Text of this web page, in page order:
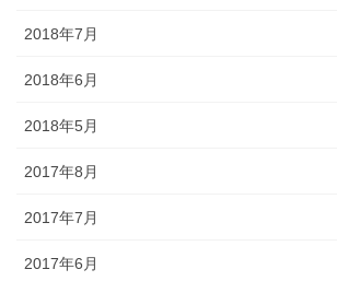
2018年7月
2018年6月
2018年5月
2017年8月
2017年7月
2017年6月